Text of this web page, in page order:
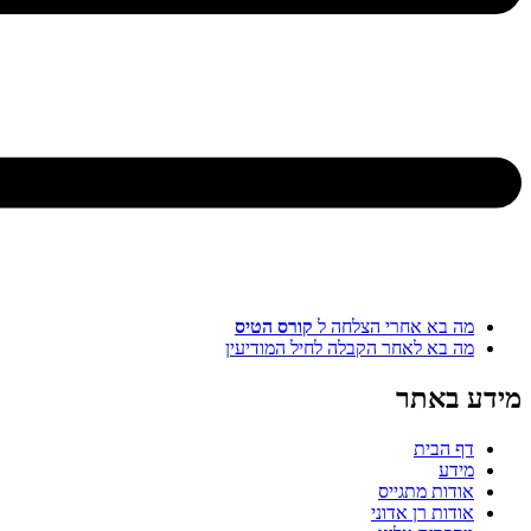
אחרי הצלחה לקורס הטיס
לאחר הקבלה לחיל המודיעין
מתגייס
רן אדוני